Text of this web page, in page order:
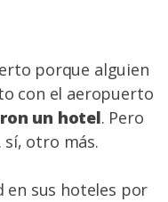
porque alguien
con el aeropuerto
un hotel. Pero
otro más.
en sus hoteles por